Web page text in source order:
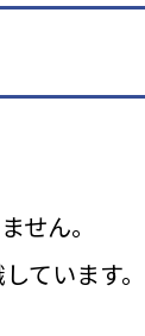
せん。
ています。